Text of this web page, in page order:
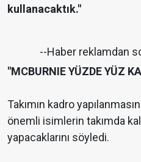
kullanacaktık."
--Haber reklamdan
"MCBURNIE YÜZDE YÜZ
Takımın kadro
önemli isimlerin takımda
yapacaklarını söyledi.